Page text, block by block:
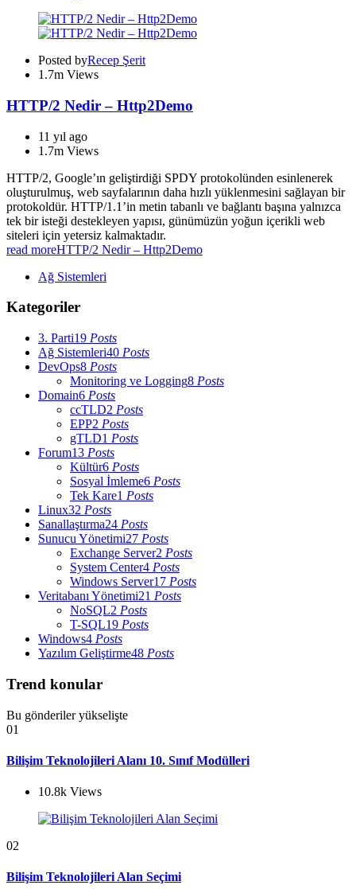
Posted byRecep Şerit
1.7m Views
HTTP/2 Nedir – Http2Demo
11 yıl ago
1.7m Views
HTTP/2, Google’ın geliştirdiği SPDY protokolünden esinlenerek
oluşturulmuş, web sayfalarının daha hızlı yüklenmesini sağlayan bir
protokoldür. HTTP/1.1’in metin tabanlı ve bağlantı başına yalnızca
tek bir isteği destekleyen yapısı, günümüzün yoğun içerikli web
siteleri için yetersiz kalmaktadır.
read moreHTTP/2 Nedir – Http2Demo
Ağ Sistemleri
Kategoriler
3. Parti19 Posts
Ağ Sistemleri40 Posts
DevOps8 Posts
Monitoring ve Logging8 Posts
Domain6 Posts
ccTLD2 Posts
EPP2 Posts
gTLD1 Posts
Forum13 Posts
Kültür6 Posts
Sosyal İmleme6 Posts
Tek Kare1 Posts
Linux32 Posts
Sanallaştırma24 Posts
Sunucu Yönetimi27 Posts
Exchange Server2 Posts
System Center4 Posts
Windows Server17 Posts
Veritabanı Yönetimi21 Posts
NoSQL2 Posts
T-SQL19 Posts
Windows4 Posts
Yazılım Geliştirme48 Posts
Trend konular
Bu gönderiler yükselişte
01
Bilişim Teknolojileri Alanı 10. Sınıf Modülleri
10.8k Views
02
Bilişim Teknolojileri Alan Seçimi